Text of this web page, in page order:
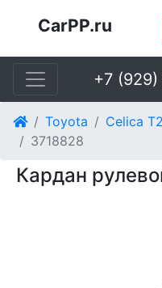
CarPP.ru
+7
Toyota Celica
3718828
Кардан